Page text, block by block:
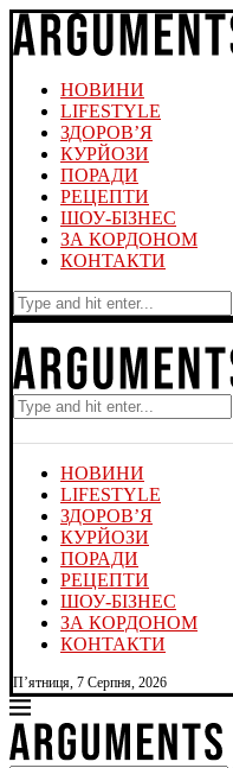
НОВИНИ
LIFESTYLE
ЗДОРОВ’Я
КУРЙОЗИ
ПОРАДИ
РЕЦЕПТИ
ШОУ-БІЗНЕС
ЗА КОРДОНОМ
КОНТАКТИ
НОВИНИ
LIFESTYLE
ЗДОРОВ’Я
КУРЙОЗИ
ПОРАДИ
РЕЦЕПТИ
ШОУ-БІЗНЕС
ЗА КОРДОНОМ
КОНТАКТИ
П’ятниця, 7 Серпня, 2026